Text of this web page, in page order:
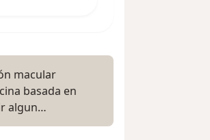
macular
basada en
algun…